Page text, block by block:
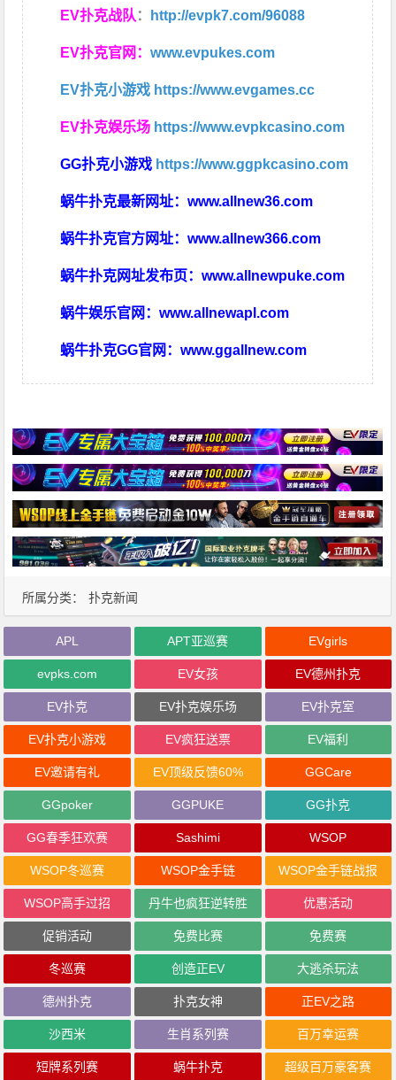
EV扑克战队 ： http://evpk7.com/96088
EV扑克官网：www.evpukes.com
EV扑克小游戏 https://www.evgames.cc
EV扑克娱乐场 https://www.evpkcasino.com
GG扑克小游戏 https://www.ggpkcasino.com
蜗牛扑克最新网址：www.allnew36.com
蜗牛扑克官方网址：www.allnew366.com
蜗牛扑克网址发布页：www.allnewpuke.com
蜗牛娱乐官网：www.allnewapl.com
蜗牛扑克GG官网：www.ggallnew.com
所属分类： 扑克新闻
APL APT亚巡赛 EVgirls
evpks.com EV女孩 EV德州扑克
EV扑克 EV扑克娱乐场 EV扑克室
EV扑克小游戏 EV疯狂送票 EV福利
EV邀请有礼 EV顶级反馈60% GGCare
GGpoker GGPUKE GG扑克
GG春季狂欢赛 Sashimi WSOP
WSOP冬巡赛 WSOP金手链 WSOP金手链战报
WSOP高手过招 丹牛也疯狂逆转胜 优惠活动
促销活动 免费比赛 免费赛
冬巡赛 创造正EV 大逃杀玩法
德州扑克 扑克女神 正EV之路
沙西米 生肖系列赛 百万幸运赛
短牌系列赛 蜗牛扑克 超级百万豪客赛